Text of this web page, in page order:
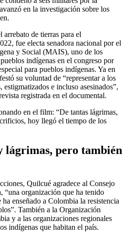
en la investigación sobre los
de tierras para el
fue electa senadora nacional por el
y Social (MAIS), uno de los
indígenas en el congreso por
para pueblos indígenas. Ya en
su voluntad de “representar a los
e incluso asesinados”,
registrada en el documental.
en el film: “De tantas lágrimas,
hoy llegó el tiempo de los
lágrimas, pero también
Quilcué agradece al Consejo
“una organización que ha tenido
enseñado a Colombia la resistencia
También a la Organización
y a las organizaciones regionales
indígenas que habitan el país.